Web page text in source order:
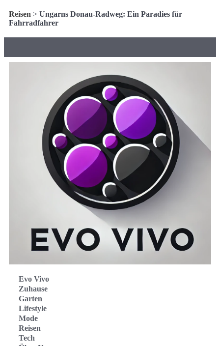
Reisen > Ungarns Donau-Radweg: Ein Paradies für
Fahrradfahrer
Evo Vivo
Zuhause
Garten
Lifestyle
Mode
Reisen
Tech